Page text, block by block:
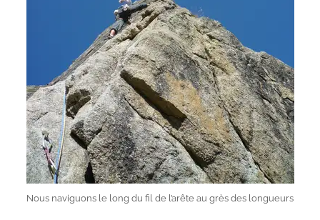
Nous naviguons le long du fil de l’arête au grès des longueurs